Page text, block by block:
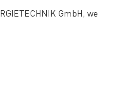
GmbH, we